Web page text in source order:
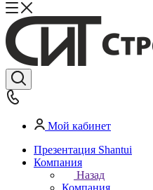
Мой кабинет
Презентация Shantui
Компания
Назад
Компания